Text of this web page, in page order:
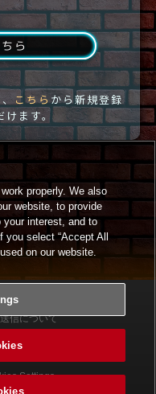
ら
こちらから新規登録
けます。
約
信について
Settings
properly. We also
website, to provide
your interest, and to
select “Accept All
on our website.